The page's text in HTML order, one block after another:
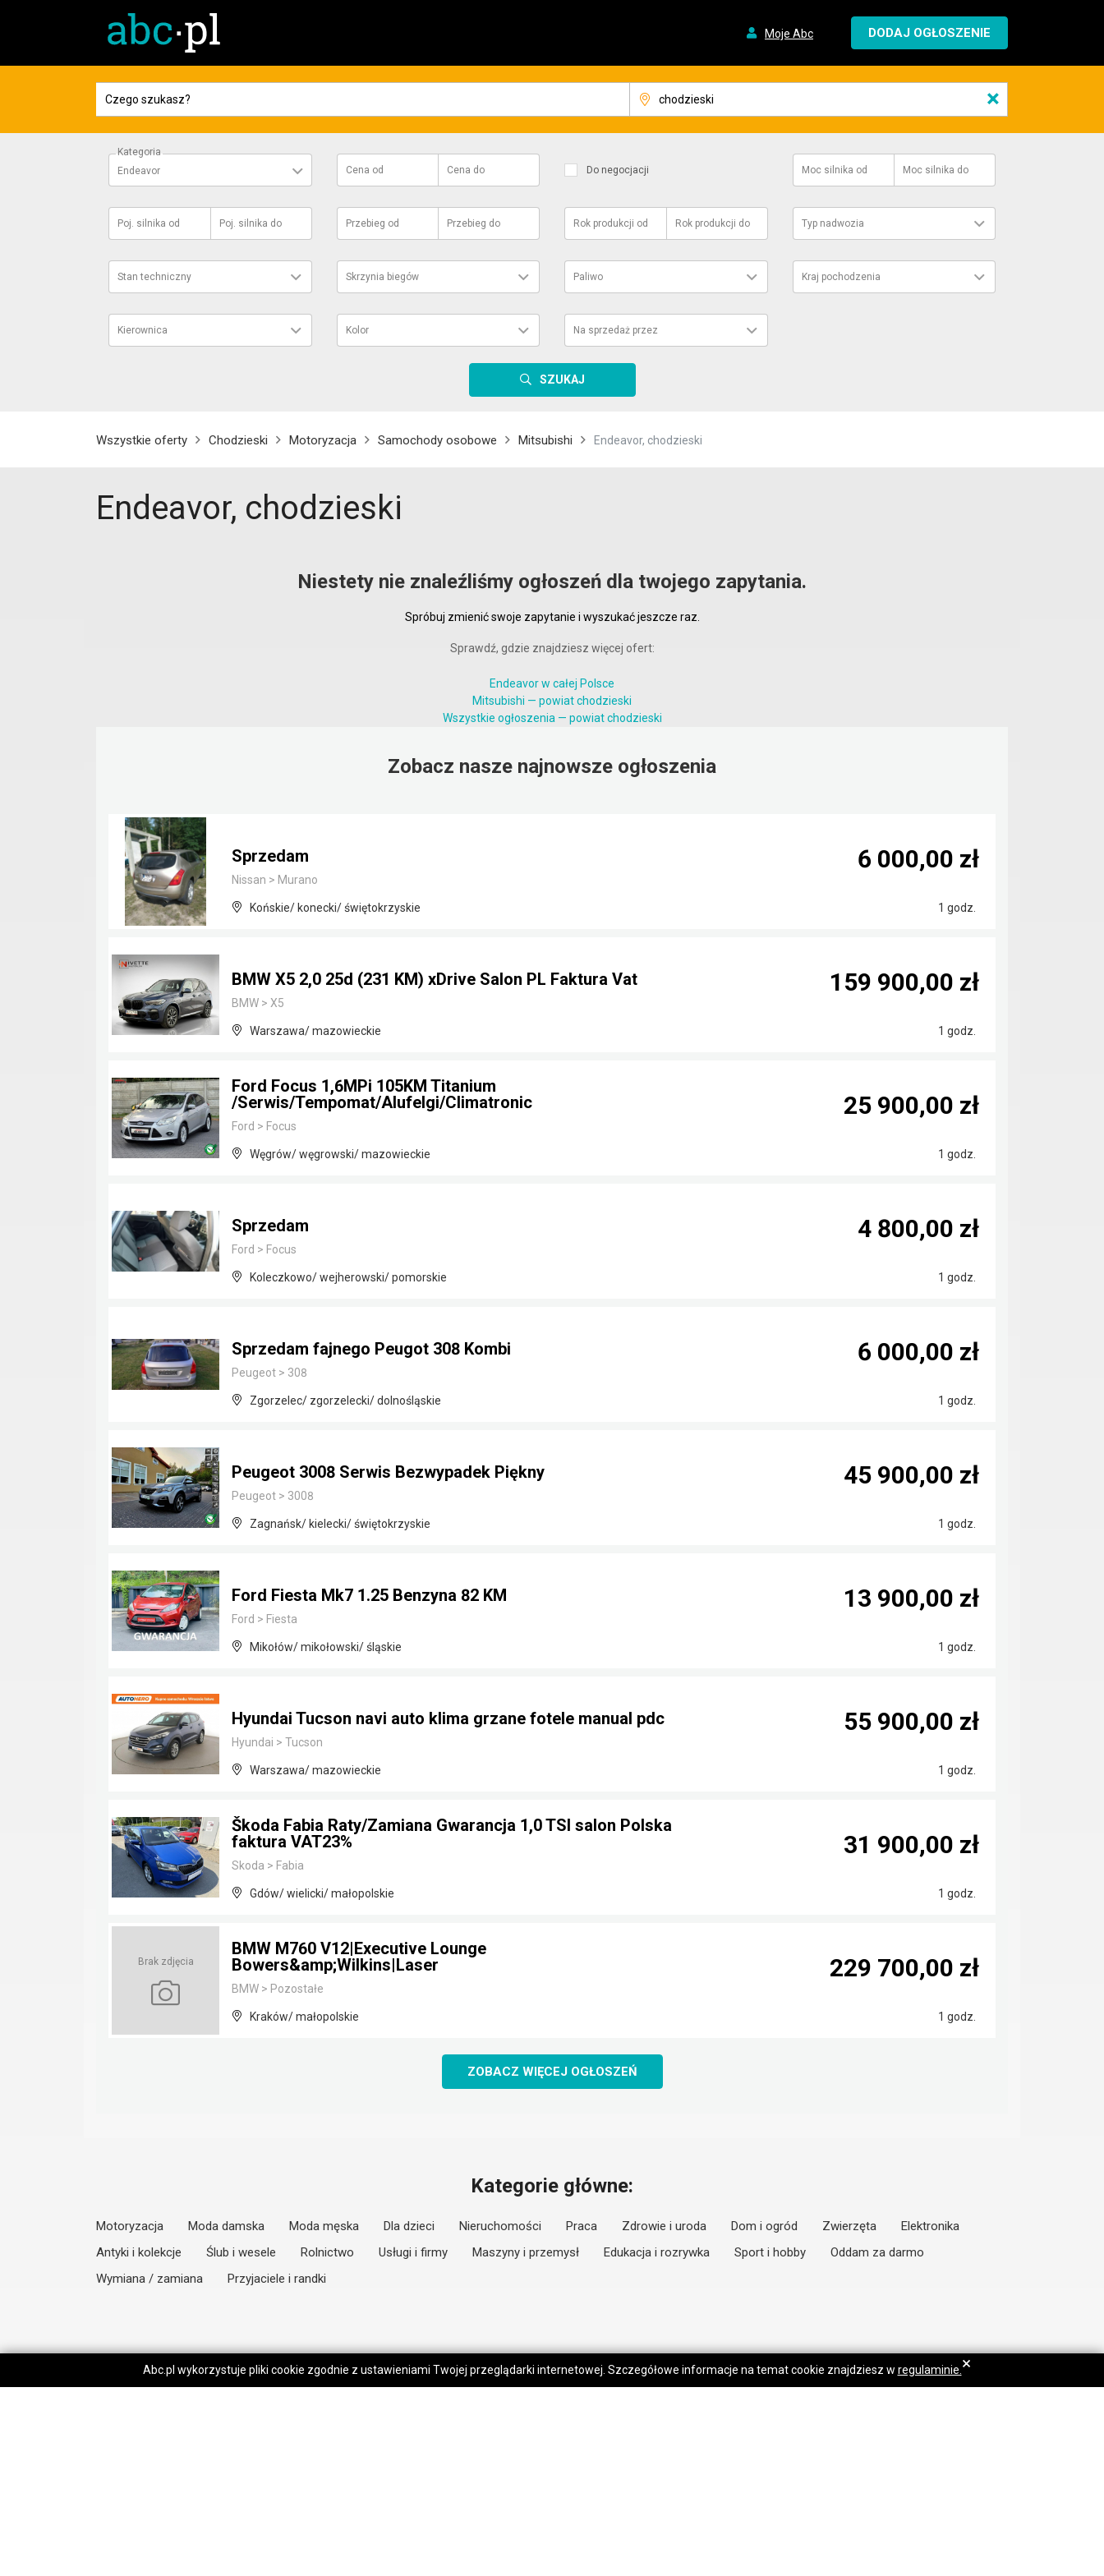
Moje Abc DODAJ OGŁOSZENIE
×
Kategoria
Endeavor
Cena od Cena do Do negocjacji Moc silnika od Moc silnika do
Poj. silnika od Poj. silnika do Przebieg od Przebieg do Rok produkcji od Rok produkcji do Typ nadwozia
Stan techniczny Skrzynia biegów Paliwo Kraj pochodzenia
Kierownica Kolor Na sprzedaż przez
SZUKAJ
Wszystkie oferty Chodzieski Motoryzacja Samochody osobowe Mitsubishi Endeavor, chodzieski
Endeavor, chodzieski
Niestety nie znaleźliśmy ogłoszeń dla twojego zapytania.
Spróbuj zmienić swoje zapytanie i wyszukać jeszcze raz.
Sprawdź, gdzie znajdziesz więcej ofert:
Endeavor w całej Polsce
Mitsubishi — powiat chodzieski
Wszystkie ogłoszenia — powiat chodzieski
Zobacz nasze najnowsze ogłoszenia
Sprzedam
Nissan > Murano
Końskie/ konecki/ świętokrzyskie 1 godz.
6 000,00 zł
BMW X5 2,0 25d (231 KM) xDrive Salon PL Faktura Vat
BMW > X5
Warszawa/ mazowieckie 1 godz.
159 900,00 zł
Ford Focus 1,6MPi 105KM Titanium
/Serwis/Tempomat/Alufelgi/Climatronic
Ford > Focus
Węgrów/ węgrowski/ mazowieckie 1 godz.
25 900,00 zł
Sprzedam
Ford > Focus
Koleczkowo/ wejherowski/ pomorskie 1 godz.
4 800,00 zł
Sprzedam fajnego Peugot 308 Kombi
Peugeot > 308
Zgorzelec/ zgorzelecki/ dolnośląskie 1 godz.
6 000,00 zł
Peugeot 3008 Serwis Bezwypadek Piękny
Peugeot > 3008
Zagnańsk/ kielecki/ świętokrzyskie 1 godz.
45 900,00 zł
Ford Fiesta Mk7 1.25 Benzyna 82 KM
Ford > Fiesta
Mikołów/ mikołowski/ śląskie 1 godz.
13 900,00 zł
Hyundai Tucson navi auto klima grzane fotele manual pdc
Hyundai > Tucson
Warszawa/ mazowieckie 1 godz.
55 900,00 zł
Škoda Fabia Raty/Zamiana Gwarancja 1,0 TSI salon Polska
faktura VAT23%
Skoda > Fabia
Gdów/ wielicki/ małopolskie 1 godz.
31 900,00 zł
Brak zdjęcia
BMW M760 V12|Executive Lounge
Bowers&amp;Wilkins|Laser
BMW > Pozostałe
Kraków/ małopolskie 1 godz.
229 700,00 zł
ZOBACZ WIĘCEJ OGŁOSZEŃ
Kategorie główne:
Motoryzacja Moda damska Moda męska Dla dzieci Nieruchomości Praca Zdrowie i uroda Dom i ogród Zwierzęta
Elektronika
Antyki i kolekcje
Ślub i wesele Rolnictwo Usługi i firmy Maszyny i przemysł Edukacja i rozrywka Sport i hobby
Oddam za darmo
Wymiana / zamiana
Przyjaciele i randki
Abc.pl wykorzystuje pliki cookie zgodnie z ustawieniami Twojej przeglądarki internetowej. Szczegółowe informacje na temat cookie znajdziesz w regulaminie. ×